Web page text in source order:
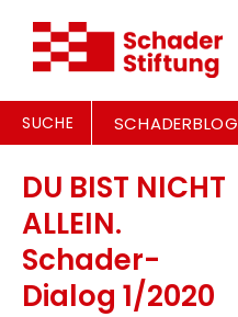
SUCHE SCHADERBLOG
DU BIST NICHT
ALLEIN.
Schader-
Dialog 1/2020